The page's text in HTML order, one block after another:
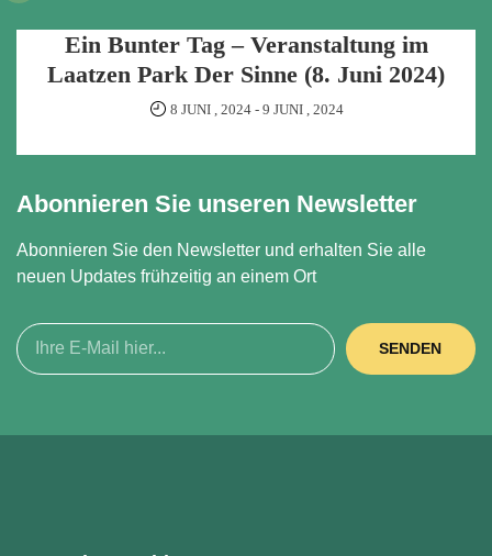
Ein Bunter Tag – Veranstaltung im
Laatzen Park Der Sinne (8. Juni 2024)
8 JUNI , 2024- 9 JUNI , 2024
Abonnieren Sie unseren Newsletter
Abonnieren Sie den Newsletter und erhalten Sie alle
neuen Updates frühzeitig an einem Ort
SENDEN